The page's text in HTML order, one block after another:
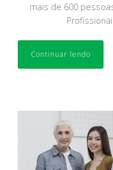
mais de 600
Continuar lendo